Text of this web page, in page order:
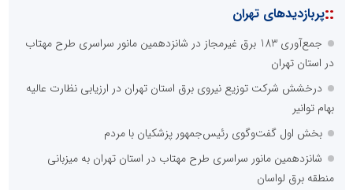
::پربازدیدهای تهران
جمع‌آوری 183 برق غیرمجاز در شانزدهمین مانور سراسری طرح مهتاب
در استان تهران
درخشش شرکت توزیع نیروی برق استان تهران در ارزیابی نظارت عالیه
بهام توانیر
بخش اول گفت‌وگوی رئیس‌جمهور پزشکیان با مردم
شانزدهمین مانور سراسری طرح مهتاب در استان تهران به میزبانی
منطقه برق لواسان